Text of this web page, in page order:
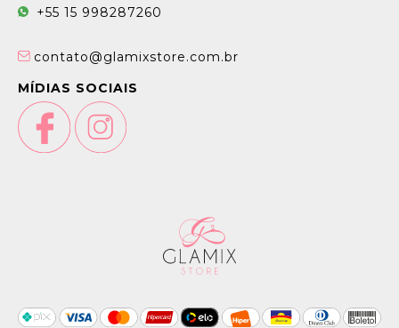
+55 15 998287260
contato@glamixstore.com.br
MÍDIAS SOCIAIS